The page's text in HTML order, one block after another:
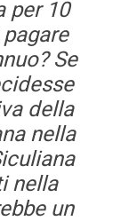
per 10
Se
della
nella
nella
un